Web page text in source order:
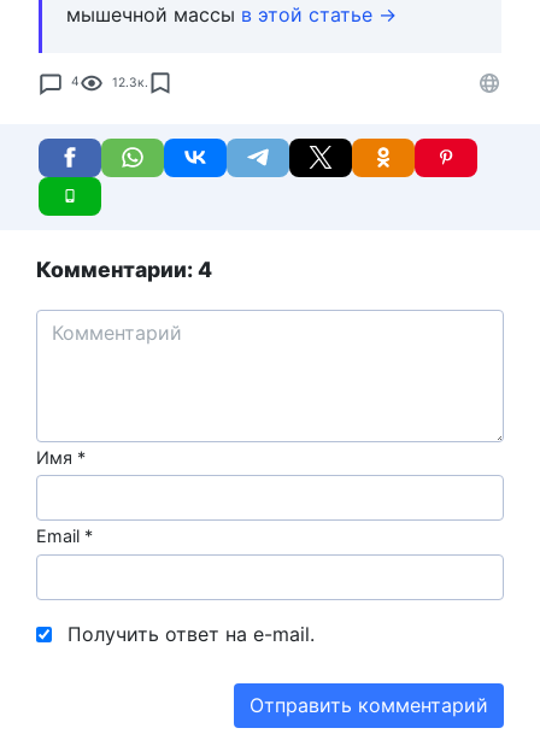
мышечной массы в этой статье →
4 12.3к.
Комментарии: 4
Имя *
Email *
Получить ответ на e-mail.